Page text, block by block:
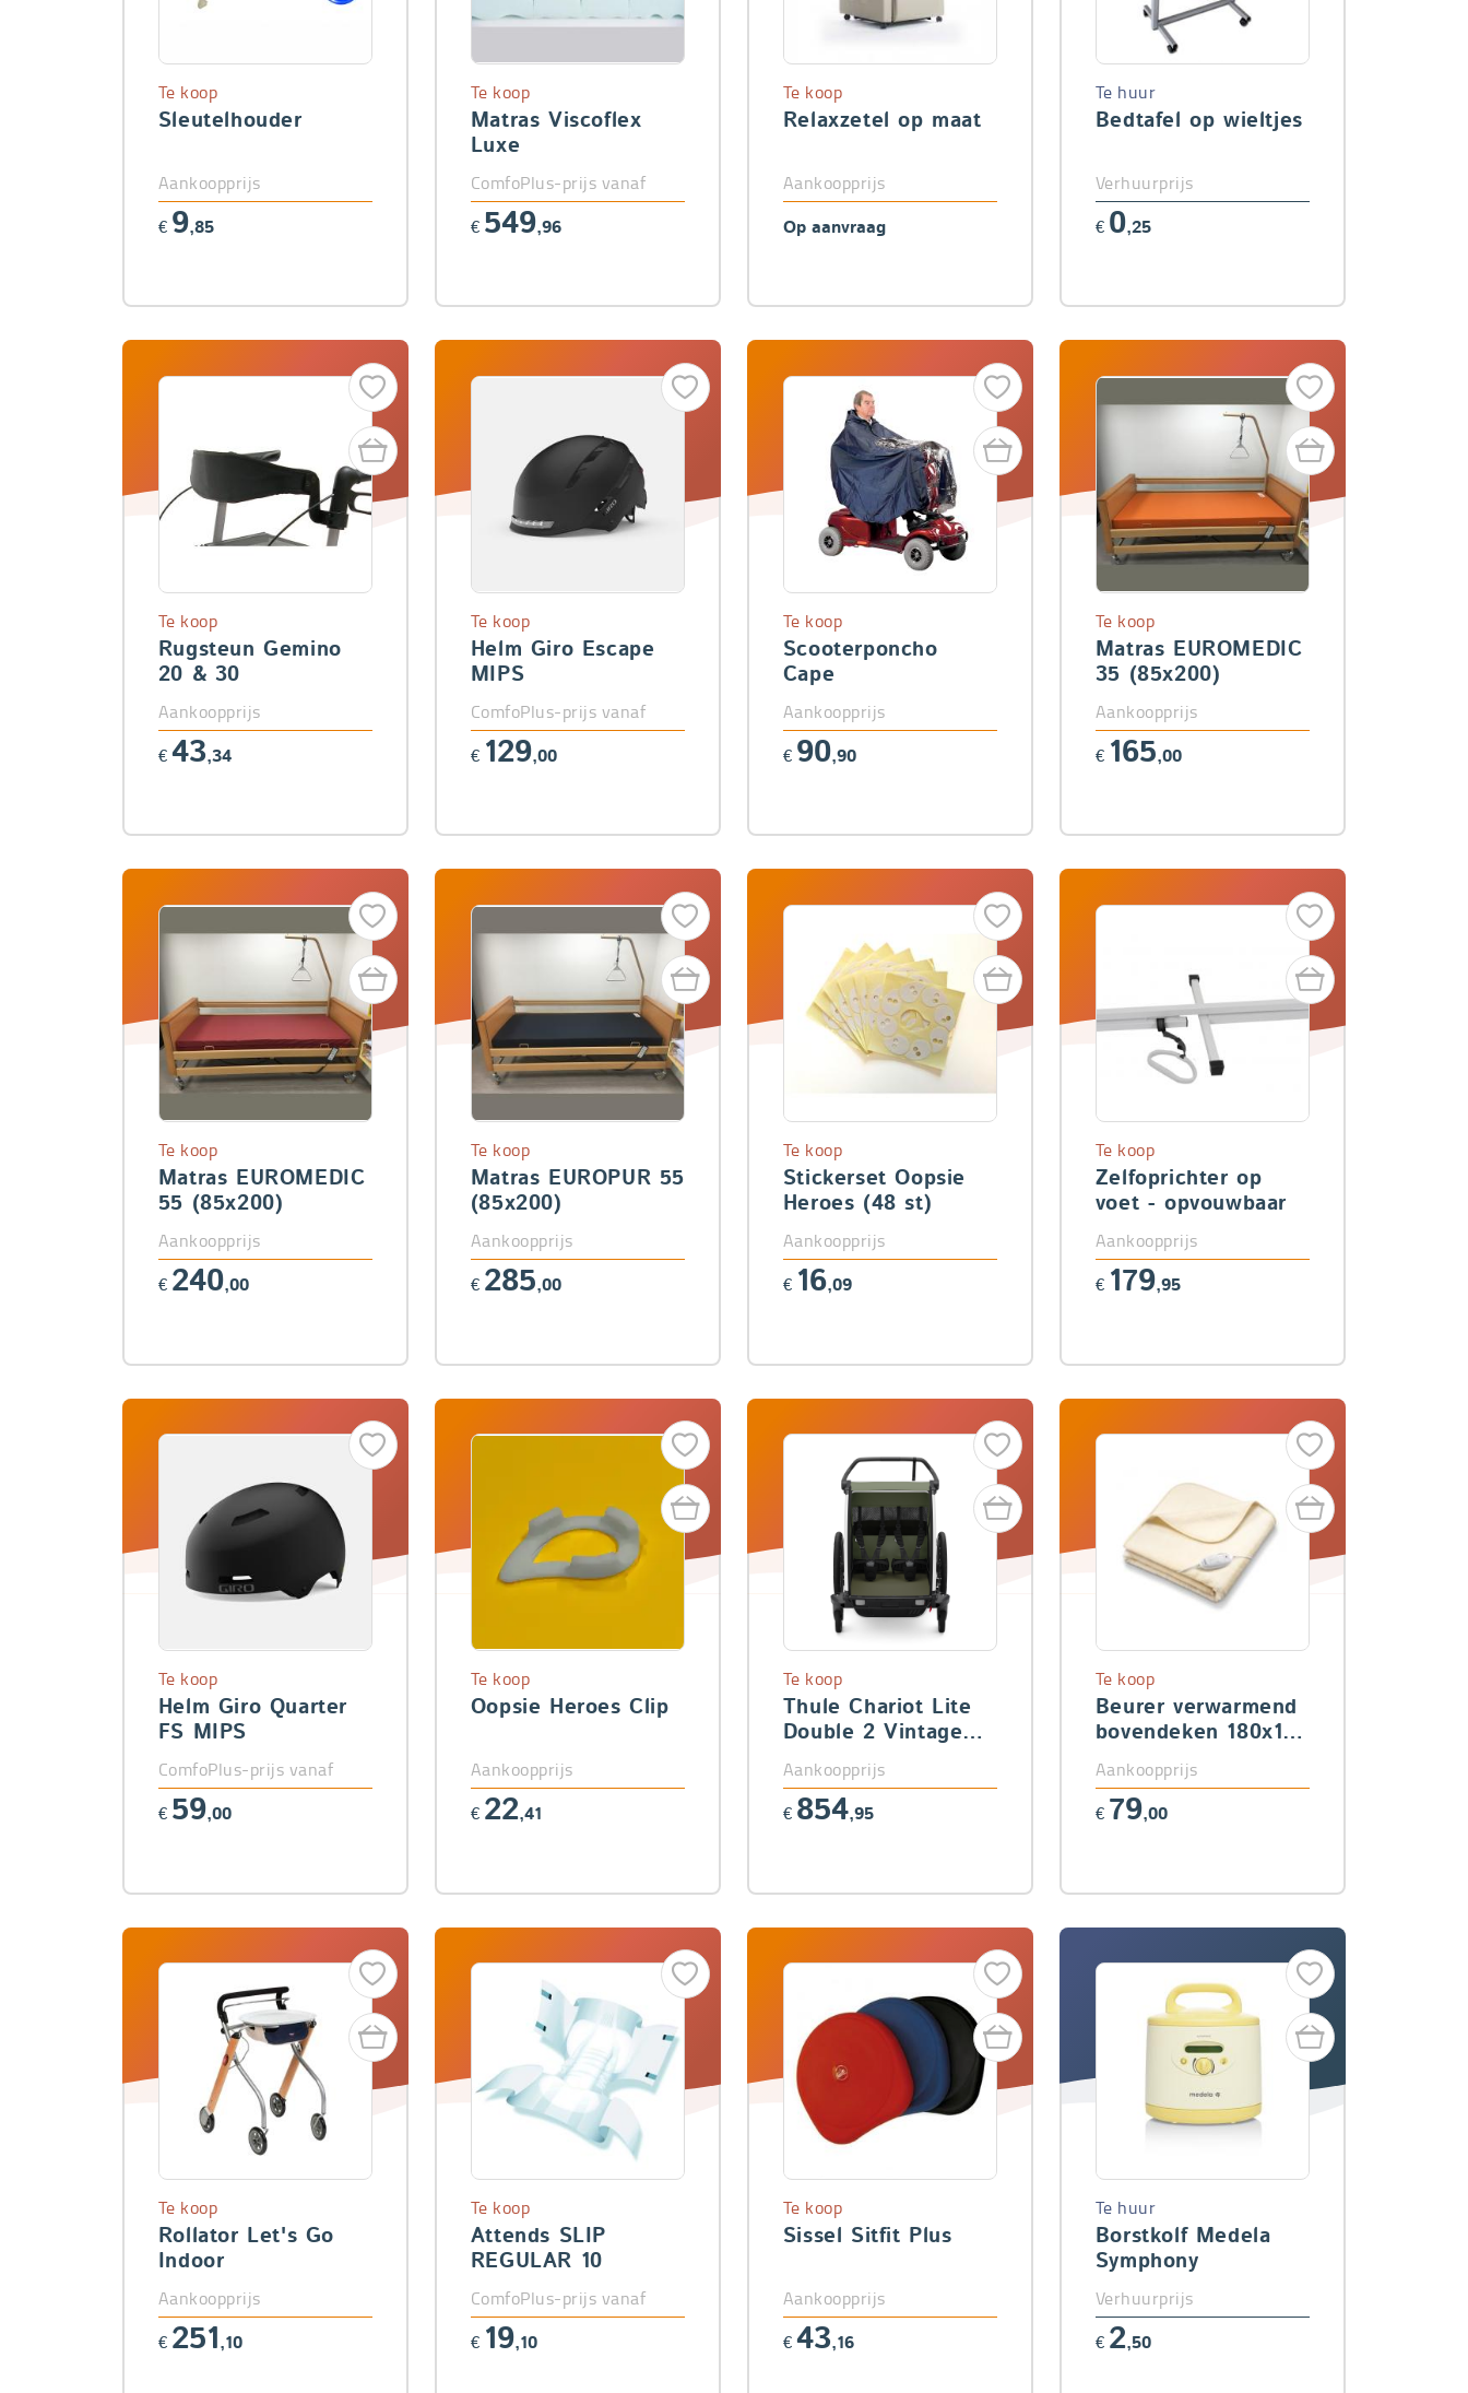
Sleutelhouder
Te koop
Aankoopprijs
€ 9,85
Matras Viscoflex
Luxe
Te koop
ComfoPlus-prijs vanaf
€ 549,96
Relaxzetel op maat
Te koop
Aankoopprijs
Op aanvraag
Bedtafel op wieltjes
Te huur
Verhuurprijs
€ 0,25
Rugsteun Gemino
20 & 30
Te koop
Aankoopprijs
€ 43,34
Helm Giro Escape
MIPS
Te koop
ComfoPlus-prijs vanaf
€ 129,00
Scooterponcho
Cape
Te koop
Aankoopprijs
€ 90,90
Matras EUROMEDIC
35 (85x200)
Te koop
Aankoopprijs
€ 165,00
Matras EUROMEDIC
55 (85x200)
Te koop
Aankoopprijs
€ 240,00
Matras EUROPUR 55
(85x200)
Te koop
Aankoopprijs
€ 285,00
Stickerset Oopsie
Heroes (48 st)
Te koop
Aankoopprijs
€ 16,09
Zelfoprichter op
voet - opvouwbaar
Te koop
Aankoopprijs
€ 179,95
Helm Giro Quarter
FS MIPS
Te koop
ComfoPlus-prijs vanaf
€ 59,00
Oopsie Heroes Clip
Te koop
Aankoopprijs
€ 22,41
Thule Chariot Lite
Double 2 Vintage
Te koop
Aankoopprijs
€ 854,95
Beurer verwarmend
bovendeken 180x130
Te koop
Aankoopprijs
€ 79,00
Rollator Let's Go
Indoor
Te koop
Aankoopprijs
€ 251,10
Attends SLIP
REGULAR 10
Te koop
ComfoPlus-prijs vanaf
€ 19,10
Sissel Sitfit Plus
Te koop
Aankoopprijs
€ 43,16
Borstkolf Medela
Symphony
Te huur
Verhuurprijs
€ 2,50